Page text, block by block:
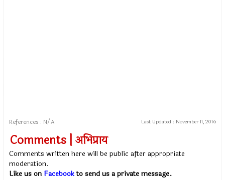
References : N/A Last Updated : November 11, 2016
Comments | अभिप्राय
Comments written here will be public after appropriate
moderation.
Like us on Facebookto send us a private message.